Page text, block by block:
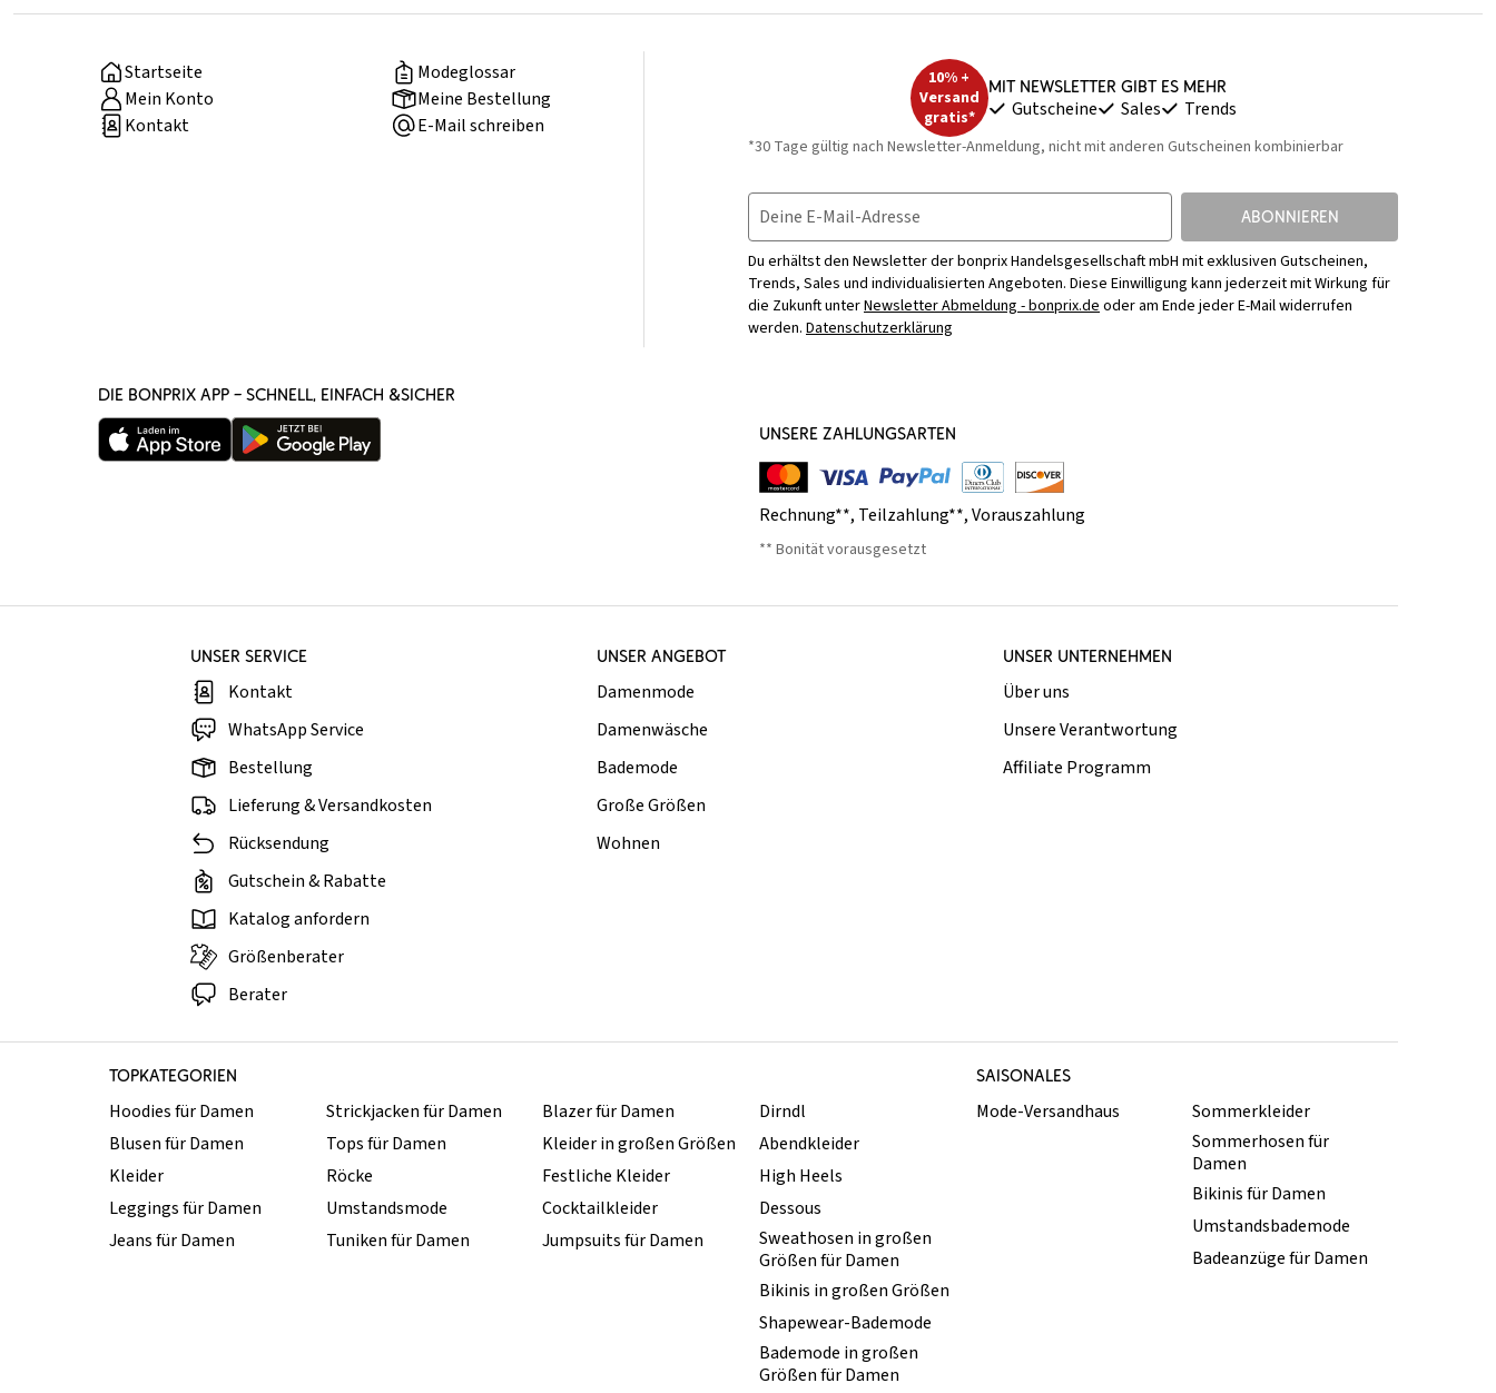
Startseite
Modeglossar
Mein Konto
Meine Bestellung
Kontakt
E-Mail schreiben
10% +
Versand
gratis*
Mit Newsletter gibt es mehr
Gutscheine Sales Trends
*30 Tage gültig nach Newsletter-Anmeldung, nicht mit anderen Gutscheinen kombinierbar
Deine E-Mail-Adresse ABONNIEREN
Du erhältst den Newsletter der bonprix Handelsgesellschaft mbH mit exklusiven Gutscheinen,
Trends, Sales und individualisierten Angeboten. Diese Einwilligung kann jederzeit mit Wirkung für
die Zukunft unterNewsletter Abmeldung - bonprix.deoder am Ende jeder E-Mail widerrufen
werden. Datenschutzerklärung
DIE BONPRIX APP – SCHNELL, EINFACH &SICHER
UNSERE ZAHLUNGSARTEN
Rechnung**, Teilzahlung**,Vorauszahlung
** Bonität vorausgesetzt
UNSER SERVICE
Kontakt
WhatsApp Service
Bestellung
Lieferung & Versandkosten
Rücksendung
Gutschein & Rabatte
Katalog anfordern
Größenberater
Berater
UNSER ANGEBOT
Damenmode
Damenwäsche
Bademode
Große Größen
Wohnen
UNSER UNTERNEHMEN
Über uns
Unsere Verantwortung
Affiliate Programm
TOPKATEGORIEN SAISONALES
Hoodies für Damen
Blusen für Damen
Kleider
Leggings für Damen
Jeans für Damen
Strickjacken für Damen
Tops für Damen
Röcke
Umstandsmode
Tuniken für Damen
Blazer für Damen
Kleider in großen Größen
Festliche Kleider
Cocktailkleider
Jumpsuits für Damen
Dirndl
Abendkleider
High Heels
Dessous
Sweathosen in großen
Größen für Damen
Mode-Versandhaus
Sommerkleider
Sommerhosen für
Damen
Bikinis für Damen
Umstandsbademode
Badeanzüge für Damen
Bikinis in großen Größen
Shapewear-Bademode
Bademode in großen
Größen für Damen